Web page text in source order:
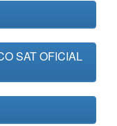
SAT OFICIAL